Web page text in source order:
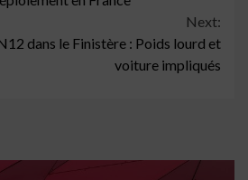
Next:
dans le Finistère : Poids lourd et
voiture impliqués